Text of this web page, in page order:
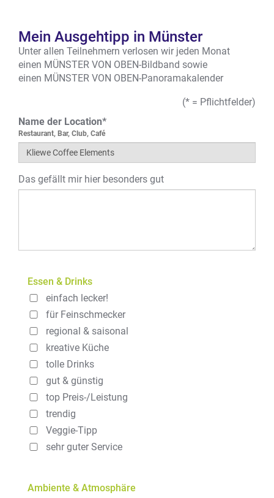
Mein Ausgehtipp in Münster
Unter allen Teilnehmern verlosen wir jeden Monat
einen MÜNSTER VON OBEN-Bildband sowie
einen MÜNSTER VON OBEN-Panoramakalender
(* = Pflichtfelder)
Name der Location*
Restaurant, Bar, Club, Café
Das gefällt mir hier besonders gut
Essen & Drinks
einfach lecker!
für Feinschmecker
regional & saisonal
kreative Küche
tolle Drinks
gut & günstig
top Preis-/Leistung
trendig
Veggie-Tipp
sehr guter Service
Ambiente & Atmosphäre